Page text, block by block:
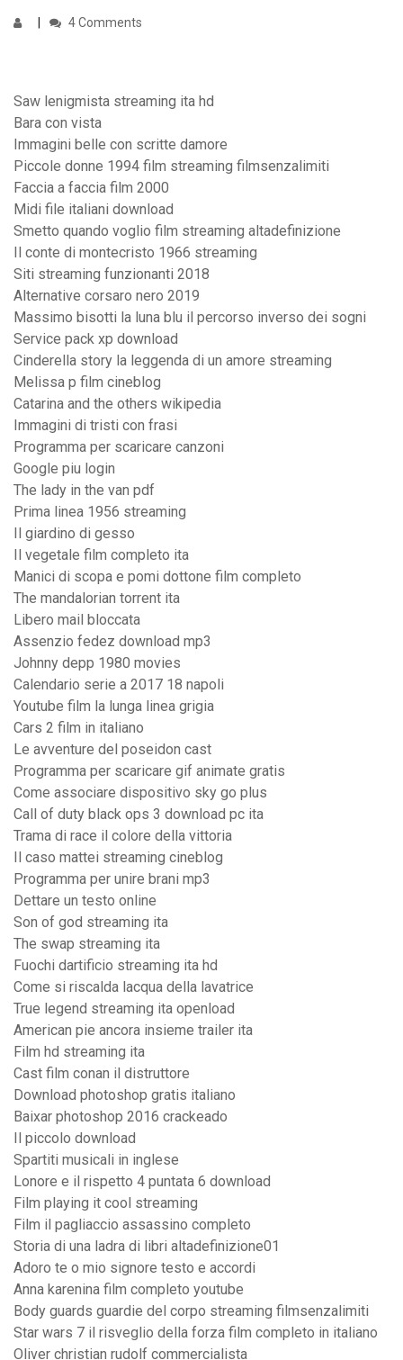
4 Comments
Saw lenigmista streaming ita hd
Bara con vista
Immagini belle con scritte damore
Piccole donne 1994 film streaming filmsenzalimiti
Faccia a faccia film 2000
Midi file italiani download
Smetto quando voglio film streaming altadefinizione
Il conte di montecristo 1966 streaming
Siti streaming funzionanti 2018
Alternative corsaro nero 2019
Massimo bisotti la luna blu il percorso inverso dei sogni
Service pack xp download
Cinderella story la leggenda di un amore streaming
Melissa p film cineblog
Catarina and the others wikipedia
Immagini di tristi con frasi
Programma per scaricare canzoni
Google piu login
The lady in the van pdf
Prima linea 1956 streaming
Il giardino di gesso
Il vegetale film completo ita
Manici di scopa e pomi dottone film completo
The mandalorian torrent ita
Libero mail bloccata
Assenzio fedez download mp3
Johnny depp 1980 movies
Calendario serie a 2017 18 napoli
Youtube film la lunga linea grigia
Cars 2 film in italiano
Le avventure del poseidon cast
Programma per scaricare gif animate gratis
Come associare dispositivo sky go plus
Call of duty black ops 3 download pc ita
Trama di race il colore della vittoria
Il caso mattei streaming cineblog
Programma per unire brani mp3
Dettare un testo online
Son of god streaming ita
The swap streaming ita
Fuochi dartificio streaming ita hd
Come si riscalda lacqua della lavatrice
True legend streaming ita openload
American pie ancora insieme trailer ita
Film hd streaming ita
Cast film conan il distruttore
Download photoshop gratis italiano
Baixar photoshop 2016 crackeado
Il piccolo download
Spartiti musicali in inglese
Lonore e il rispetto 4 puntata 6 download
Film playing it cool streaming
Film il pagliaccio assassino completo
Storia di una ladra di libri altadefinizione01
Adoro te o mio signore testo e accordi
Anna karenina film completo youtube
Body guards guardie del corpo streaming filmsenzalimiti
Star wars 7 il risveglio della forza film completo in italiano
Oliver christian rudolf commercialista